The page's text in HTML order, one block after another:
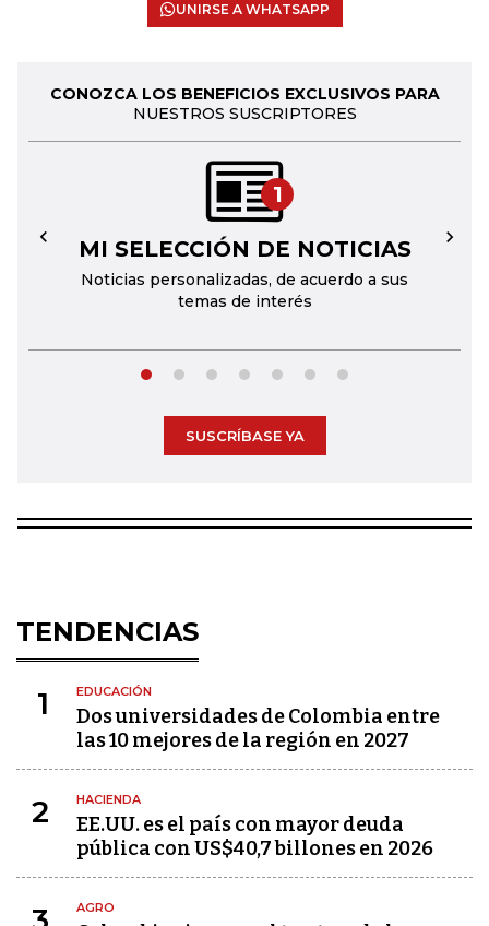
UNIRSE A WHATSAPP
CONOZCA LOS BENEFICIOS EXCLUSIVOS PARA
NUESTROS SUSCRIPTORES
1
MI SELECCIÓN DE NOTICIAS
Noticias personalizadas, de acuerdo a sus
temas de interés
← →
SUSCRÍBASE YA
TENDENCIAS
1 EDUCACIÓN
Dos universidades de Colombia entre
las 10 mejores de la región en 2027
2 HACIENDA
EE.UU. es el país con mayor deuda
pública con US$40,7 billones en 2026
AGRO